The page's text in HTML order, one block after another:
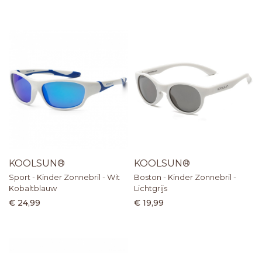
KOOLSUN®
Sport - Kinder Zonnebril - Wit
Kobaltblauw
€ 24,99
KOOLSUN®
Boston - Kinder Zonnebril -
Lichtgrijs
€ 19,99